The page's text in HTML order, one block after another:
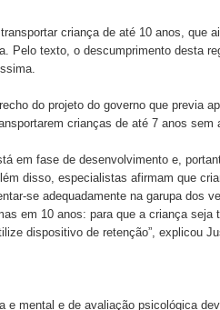
criança de até 10 anos, que
Pelo texto, o descumprimento desta
do projeto do governo que previa
crianças de até 7 anos sem
em fase de desenvolvimento e,
disso, especialistas afirmam que
se adequadamente na garupa dos
em 10 anos: para que a criança seja
dispositivo de retenção”, explicou
e mental e de avaliação psicológica